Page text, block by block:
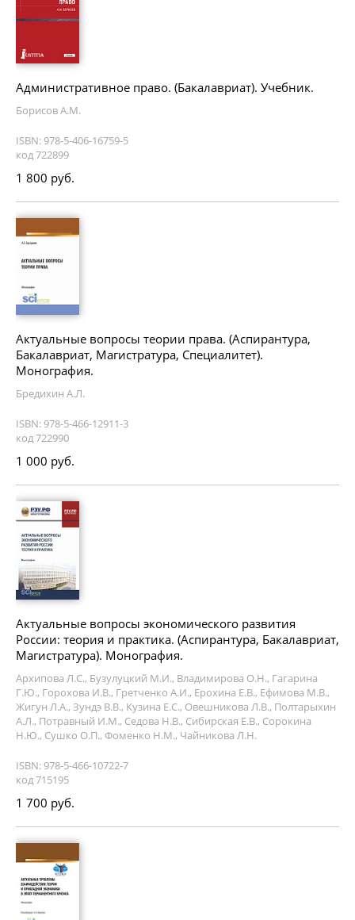
Административное право. (Бакалавриат). Учебник.
Борисов А.М.
ISBN: 978-5-406-16759-5
код 722899
1 800 руб.
Актуальные вопросы теории права. (Аспирантура,
Бакалавриат, Магистратура, Специалитет).
Монография.
Бредихин А.Л.
ISBN: 978-5-466-12911-3
код 722990
1 000 руб.
Актуальные вопросы экономического развития
России: теория и практика. (Аспирантура, Бакалавриат,
Магистратура). Монография.
Архипова Л.С., Бузулуцкий М.И., Владимирова О.Н., Гагарина
Г.Ю., Горохова И.В., Гретченко А.И., Ерохина Е.В., Ефимова М.В.,
Жигун Л.А., Зундэ В.В., Кузина Е.С., Овешникова Л.В., Полтарыхин
А.Л., Потравный И.М., Седова Н.В., Сибирская Е.В., Сорокина
Н.Ю., Сушко О.П., Фоменко Н.М., Чайникова Л.Н.
ISBN: 978-5-466-10722-7
код 715195
1 700 руб.